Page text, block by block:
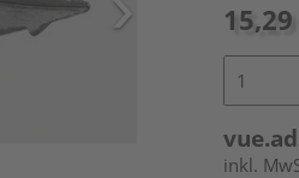
15,29
inkl.